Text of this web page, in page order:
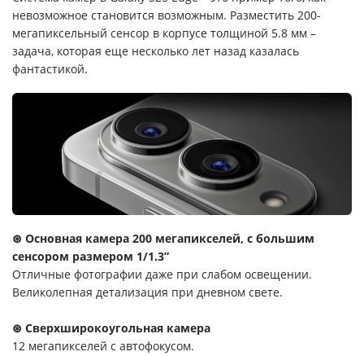
невозможное становится возможным. Разместить 200-
мегапиксельный сенсор в корпусе толщиной 5.8 мм –
задача, которая еще несколько лет назад казалась
фантастикой.
⊛ Основная камера 200 мегапикселей, с большим
сенсором размером 1/1.3”
Отличные фотографии даже при слабом освещении.
Великолепная детализация при дневном свете.
⊛ Сверхширокоугольная камера
12 мегапикселей с автофокусом.